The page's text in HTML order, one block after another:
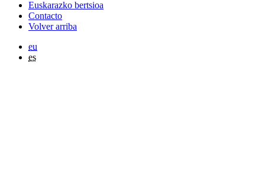
Euskarazko bertsioa
Contacto
Volver arriba
eu
es